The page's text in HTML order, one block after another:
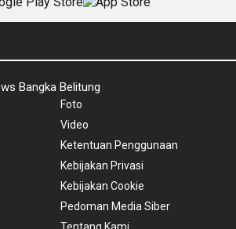
Bangka Belitung
Foto
Video
Ketentuan Penggunaan
Kebijakan Privasi
Kebijakan Cookie
Pedoman Media Siber